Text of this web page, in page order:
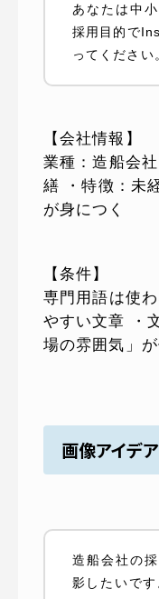
あなたは中
採用目的で
ってください
【会社情報】
業種：造船会
繕 ・特徴：未
が身につく
【条件】
専門用語は使
やすい文章 ・
場の雰囲気」
画像アイデ
造船会社の
影したいで